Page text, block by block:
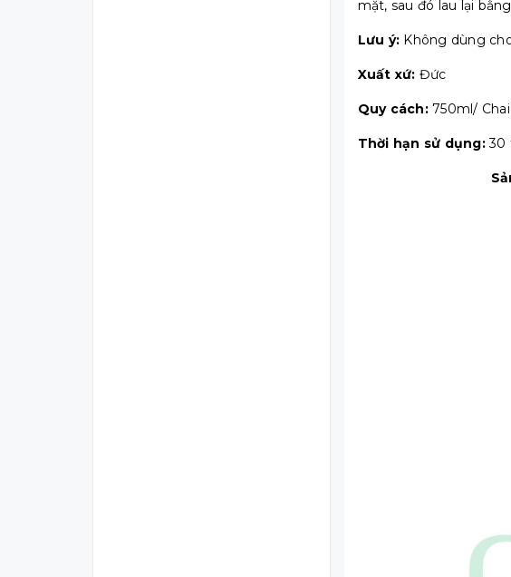
mặt, sau đó lau lại
Lưu ý: Không dùng
Xuất xứ: Đức
Quy cách:750ml/ Chai
Thời hạn sử dụng:30